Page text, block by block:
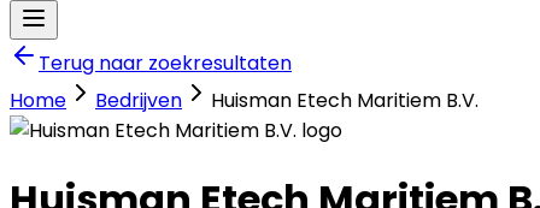
Terug naar zoekresultaten
Home
Bedrijven Huisman Etech Maritiem B.V.